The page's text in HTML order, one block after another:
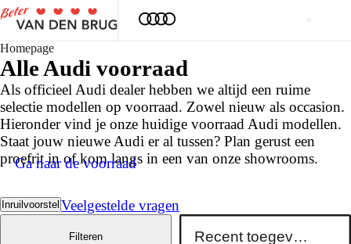
Homepage
AlleAudi voorraad
Als officieel Audi dealer hebben we altijd een ruime
selectie modellen op voorraad. Zowel nieuw als occasion.
Hieronder vind je onze huidige voorraad Audi modellen.
Staat jouw nieuwe Audi er al tussen? Plan gerust een
proefrit in of kom langs in een van onze showrooms.
Inruilvoorstel Veelgestelde vragen
Ga naar de voorraad
Filteren